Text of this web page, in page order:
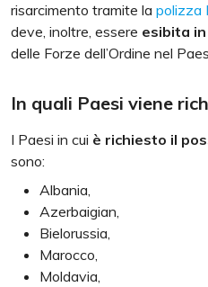
risarcimento tramite la polizza
deve, inoltre, essere esibita
delle Forze dell’Ordine nel
In quali Paesi viene
I Paesi in cui è richiesto il
sono:
Albania,
Azerbaigian,
Bielorussia,
Marocco,
Moldavia,